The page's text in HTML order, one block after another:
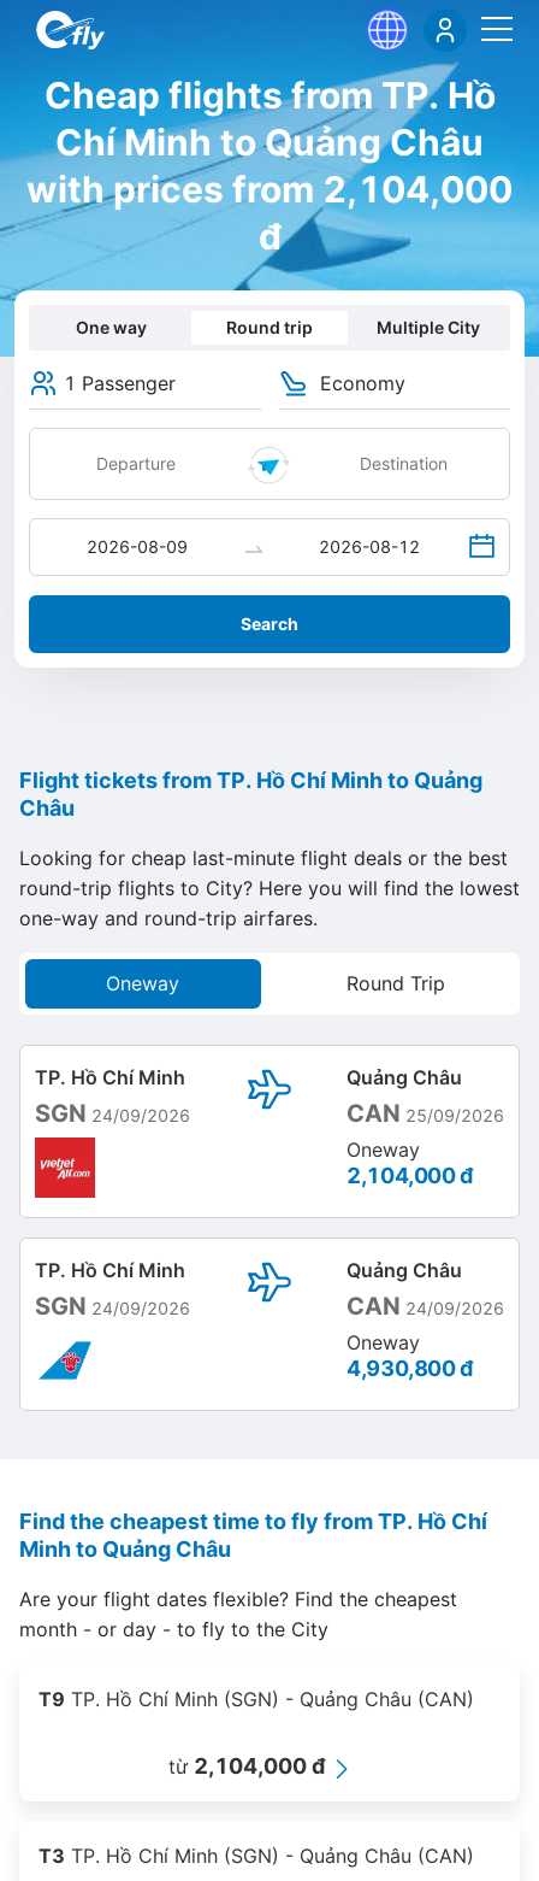
Cheap flights from TP. Hồ
Chí Minh to Quảng Châu
with prices from 2,104,000
đ
One way Round trip Multiple City
1 Passenger Economy
Search
Flight tickets from TP. Hồ Chí Minh to Quảng
Châu
Looking for cheap last-minute flight deals or the best
round-trip flights to City? Here you will find the lowest
one-way and round-trip airfares.
Oneway Round Trip
TP. Hồ Chí Minh
SGN 24/09/2026
Quảng Châu
CAN 25/09/2026
Oneway
2,104,000 đ
TP. Hồ Chí Minh
SGN 24/09/2026
Quảng Châu
CAN 24/09/2026
Oneway
4,930,800 đ
Find the cheapest time to fly from TP. Hồ Chí
Minh to Quảng Châu
Are your flight dates flexible? Find the cheapest
month - or day - to fly to the City
T9 TP. Hồ Chí Minh (SGN) - Quảng Châu (CAN)
từ 2,104,000 đ
T3 TP. Hồ Chí Minh (SGN) - Quảng Châu (CAN)